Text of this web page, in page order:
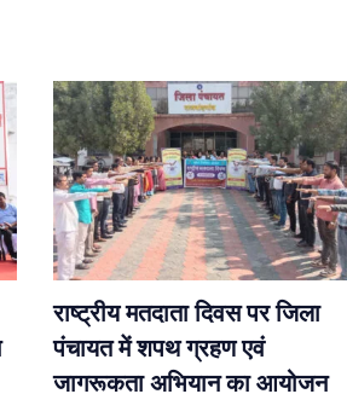
राष्ट्रीय मतदाता दिवस पर जिला
पंचायत में शपथ ग्रहण एवं
जागरूकता अभियान का आयोजन